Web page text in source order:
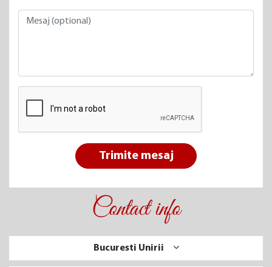
Trimite mesaj
Contact info
Bucuresti Unirii